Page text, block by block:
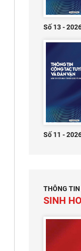
Số 13 -
Số 11 -
THÔNG TIN
SINH